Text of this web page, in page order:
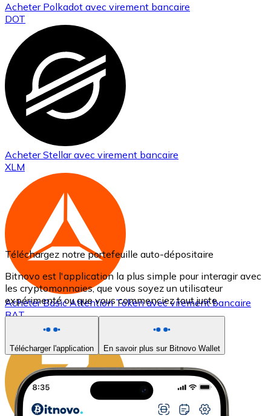
Acheter Polkadot avec virement bancaire
DOT
AcheterStellaravec virement bancaire
XLM
AcheterBasic Attention Tokenavec virement bancaire
BAT
Téléchargez notre portefeuille auto-dépositaire
Bitnovo est l'application la plus simple pour interagir avec
les cryptomonnaies, que vous soyez un utilisateur
expérimenté ou que vous commenciez tout juste.
Télécharger l'application En savoir plus sur Bitnovo Wallet